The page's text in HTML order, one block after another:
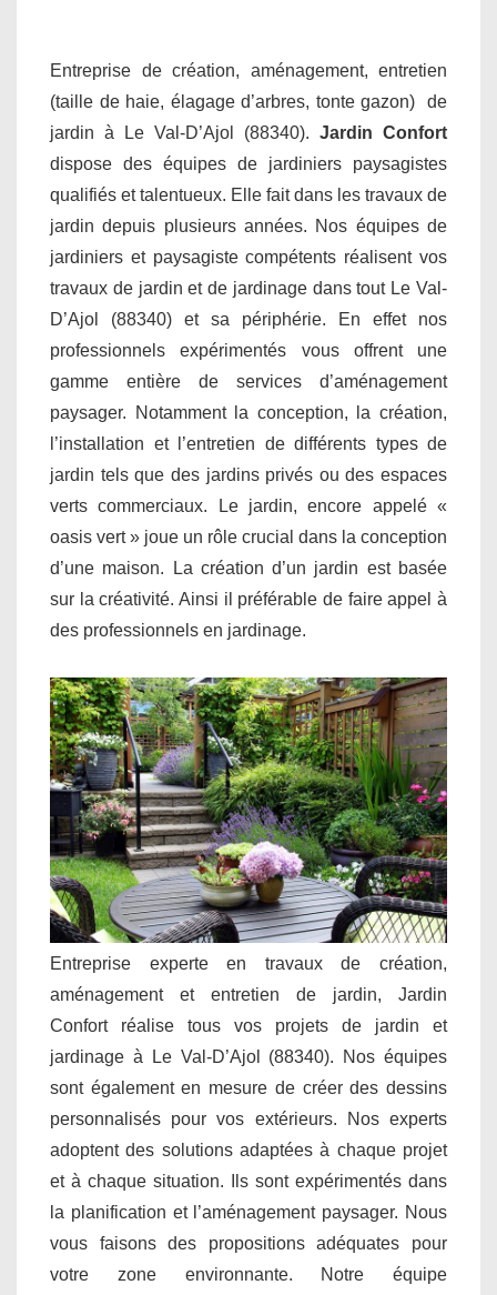
Entreprise de création, aménagement, entretien
(taille de haie, élagage d’arbres, tonte gazon) de
jardin à Le Val-D’Ajol (88340). Jardin Confort
dispose des équipes de jardiniers paysagistes
qualifiés et talentueux. Elle fait dans les travaux de
jardin depuis plusieurs années. Nos équipes de
jardiniers et paysagiste compétents réalisent vos
travaux de jardin et de jardinage dans tout Le Val-
D’Ajol (88340) et sa périphérie. En effet nos
professionnels expérimentés vous offrent une
gamme entière de services d’aménagement
paysager. Notamment la conception, la création,
l’installation et l’entretien de différents types de
jardin tels que des jardins privés ou des espaces
verts commerciaux. Le jardin, encore appelé «
oasis vert » joue un rôle crucial dans la conception
d’une maison. La création d’un jardin est basée
sur la créativité. Ainsi il préférable de faire appel à
des professionnels en jardinage.
Entreprise experte en travaux de création,
aménagement et entretien de jardin, Jardin
Confort réalise tous vos projets de jardin et
jardinage à Le Val-D’Ajol (88340). Nos équipes
sont également en mesure de créer des dessins
personnalisés pour vos extérieurs. Nos experts
adoptent des solutions adaptées à chaque projet
et à chaque situation. Ils sont expérimentés dans
la planification et l’aménagement paysager. Nous
vous faisons des propositions adéquates pour
votre zone environnante. Notre équipe